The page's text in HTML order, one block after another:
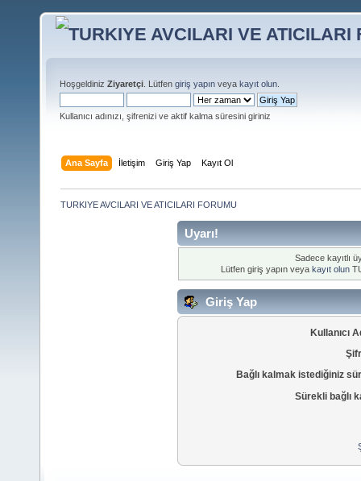
Hoşgeldiniz Ziyaretçi . Lütfen giriş yapın veya kayıt olun
Kullanıcı adınızı, şifrenizi ve aktif kalma süresini giriniz
Ana Sayfa İletişim Giriş Yap Kayıt Ol
TURKIYE AVCILARI VE ATICILARI FORUMU
Uyarı!
Sadece kayıtlı
Lütfen giriş yapın veya kayıt olun
Giriş Yap
Kullanıcı
Bağlı kalmak istediğiniz
Sürekli bağlı